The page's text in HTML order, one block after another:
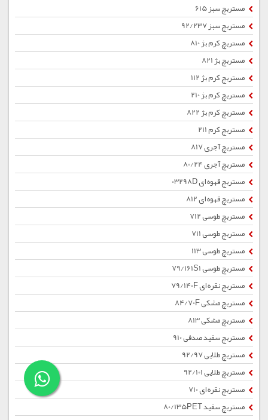
مستربچ سبز 615
مستربچ سبز 92/237
مستربچ کرم بژ 810
مستربچ بژ 821
مستربچ کرم بژ 112
مستربچ کرم بژ 210
مستربچ کرم بژ 822
مستربچ کرم 211
مستربچ آجری 817
مستربچ آجری 80/24
مستربچ قهوه ای 03298D
مستربچ قهوه ای 812
مستربچ طوسی 712
مستربچ طوسی 711
مستربچ طوسی 113
مستربچ طوسی 79/161S1
مستربچ نقره ای 79/140F
مستربچ مشکی 84/70F
مستربچ مشکی 813
مستربچ سفید صدفی 910
مستربچ طلایی 92/97
مستربچ طلایی 92/101
مستربچ نقره ای 710
مستربچ سفید 80/135PET